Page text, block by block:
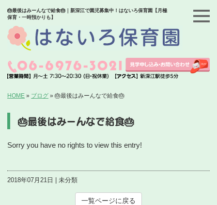
🎂最後はみーんなで給食🎂｜新深江で園児募集中！はないろ保育園【月極
保育・一時預かりも】
HOME » ブログ » 🎂最後はみーんなで給食🎂
🎂最後はみーんなで給食🎂
Sorry you have no rights to view this entry!
2018年07月21日 | 未分類
一覧ページに戻る